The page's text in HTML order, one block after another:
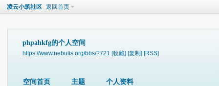
凌云小筑社区 返回首页
phpahkfg的个人空间
https://www.nebulis.org/bbs/?721 [收藏] [复制] [RSS]
空间首页 主题 个人资料